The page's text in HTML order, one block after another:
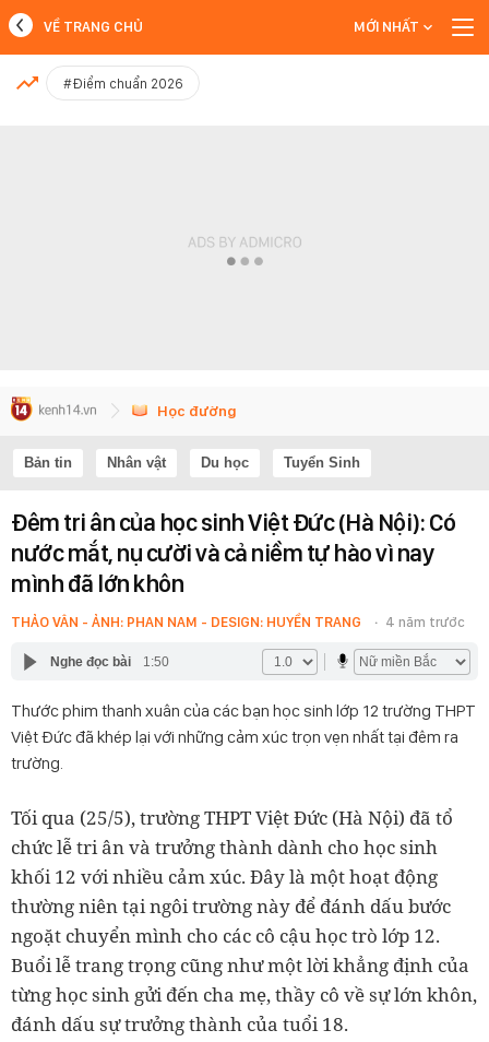
MỚI NHẤT
VỀ TRANG CHỦ MỚI NHẤT
#Điểm chuẩn 2026
Học đường
Bản tin Nhân vật Du học Tuyển Sinh
Đêm tri ân của học sinh Việt Đức (Hà Nội): Có
nước mắt, nụ cười và cả niềm tự hào vì nay
mình đã lớn khôn
THẢO VÂN - ẢNH: PHAN NAM - DESIGN: HUYỀN TRANG 4 năm trước
Nghe đọc bài 1:50
Thước phim thanh xuân của các bạn học sinh lớp 12 trường THPT
Việt Đức đã khép lại với những cảm xúc trọn vẹn nhất tại đêm ra
trường.
Tối qua (25/5), trường THPT Việt Đức (Hà Nội) đã tổ
chức lễ tri ân và trưởng thành dành cho học sinh
khối 12 với nhiều cảm xúc. Đây là một hoạt động
thường niên tại ngôi trường này để đánh dấu bước
ngoặt chuyển mình cho các cô cậu học trò lớp 12.
Buổi lễ trang trọng cũng như một lời khẳng định của
từng học sinh gửi đến cha mẹ, thầy cô về sự lớn khôn,
đánh dấu sự trưởng thành của tuổi 18.